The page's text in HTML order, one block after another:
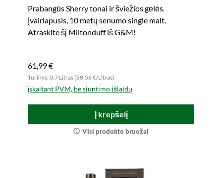
Prabangūs Sherry tonai ir šviežios gėlės.
Įvairiapusis, 10 metų senumo single malt.
Atraskite šį Miltonduff iš G&M!
61,99 €
Turinys: 0.7 Litras (88,56 €/Litras)
įskaitant PVM, be siuntimo išlaidų
Į krepšelį
Visi produkto bruožai